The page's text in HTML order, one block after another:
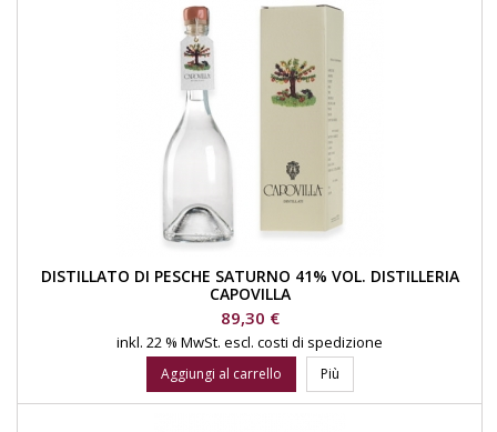
DISTILLATO DI PESCHE SATURNO 41% VOL. DISTILLERIA
CAPOVILLA
Prezzo
89,30 €
inkl. 22 % MwSt. escl. costi di spedizione
Aggiungi al carrello Più